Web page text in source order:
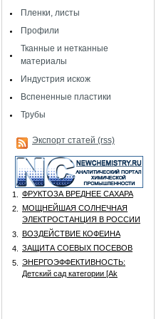
Пленки, листы
Профили
Тканные и нетканные
материалы
Индустрия искож
Вспененные пластики
Трубы
Экспорт статей (rss)
1.
ФРУКТОЗА ВРЕДНЕЕ САХАРА
2.
МОЩНЕЙШАЯ СОЛНЕЧНАЯ
ЭЛЕКТРОСТАНЦИЯ В РОССИИ
3.
ВОЗДЕЙСТВИЕ КОФЕИНА
4.
ЗАЩИТА СОЕВЫХ ПОСЕВОВ
5.
ЭНЕРГОЭФФЕКТИВНОСТЬ:
Детский сад категории [Аk